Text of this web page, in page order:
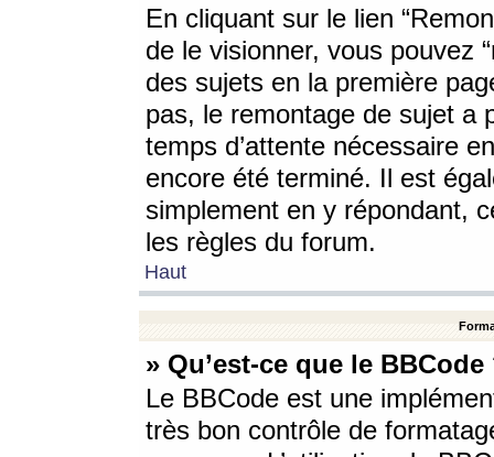
En cliquant sur le lien
de le visionner, vous pouvez
des sujets en la première
pas, le remontage de sujet a
temps d’attente nécessaire
encore été terminé. Il est
simplement en y répondant,
les règles du forum.
Haut
» Qu’est-ce que le BBCode
Le BBCode est une
très bon contrôle de